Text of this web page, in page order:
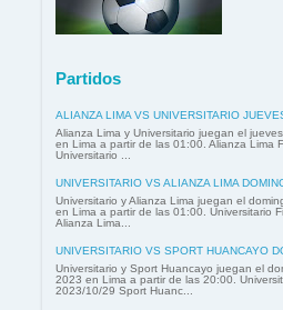
Partidos
ALIANZA LIMA VS UNIVERSITARIO
Alianza Lima y Universitario juegan el
en Lima a partir de las 01:00. Alianza Lima
Universitario ...
UNIVERSITARIO VS ALIANZA LIMA
Universitario y Alianza Lima juegan el
en Lima a partir de las 01:00. Universitario
Alianza Lima...
UNIVERSITARIO VS SPORT HUANCAYO
Universitario y Sport Huancayo juegan el
2023 en Lima a partir de las 20:00.
2023/10/29 Sport Huanc...